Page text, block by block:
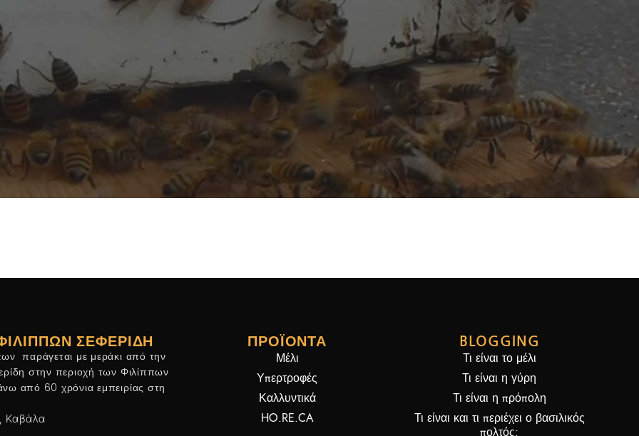
παρόν άδειο.
ΣΕΦΕΡΊΔΗ
παράγεται με μεράκι από την
στην περιοχή των Φιλίππων
από 60 χρόνια εμπειρίας στη
Καβάλα
ΠΡΟΪΌΝΤΑ
Μέλι
Υπερτροφές
Καλλυντικά
HO.RE.CA
BLOGGING
Τι είναι το μέλι
Τι είναι η γύρη
Τι είναι η πρόπολη
Τι είναι και τι περιέχει ο βασιλικός
πολτός: